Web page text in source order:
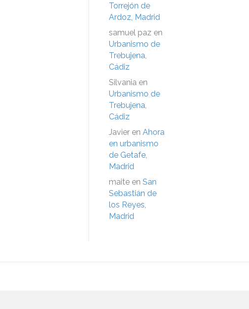
Torrejón de
Ardoz, Madrid
samuel paz en
Urbanismo de
Trebujena,
Cádiz
Silvania en
Urbanismo de
Trebujena,
Cádiz
Javier en Ahora
en urbanismo
de Getafe,
Madrid
maite en San
Sebastián de
los Reyes,
Madrid